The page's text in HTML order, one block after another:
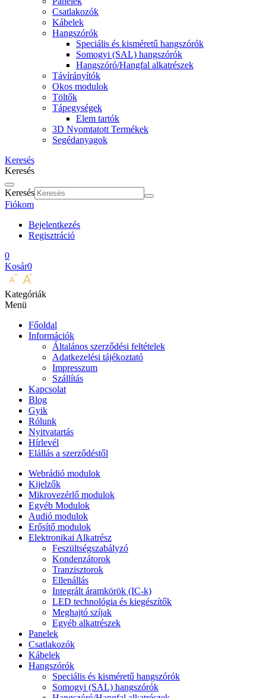
Csatlakozók
Kábelek
Hangszórók
Speciális és kisméretű hangszórók
Somogyi (SAL) hangszórók
Hangszóró/Hangfal alkatrészek
Távírányítók
Okos modulok
Töltők
Tápegységek
Elem tartók
3D Nyomtatott Termékek
Segédanyagok
Keresés
Keresés
Keresés
Fiókom
Bejelentkezés
Regisztráció
0
Kosár0
Kategóriák
Menü
Főoldal
Információk
Általános szerződési feltételek
Adatkezelési tájékoztató
Impresszum
Szállítás
Kapcsolat
Blog
Gyik
Rólunk
Nyitvatartás
Hírlevél
Elállás a szerződéstől
Webrádió modulok
Kijelzők
Mikrovezérlő modulok
Egyéb Modulok
Audió modulok
Erősítő modulok
Elektronikai Alkatrész
Feszültségszabályzó
Kondenzátorok
Tranzisztorok
Ellenállás
Integrált áramkörök (IC-k)
LED technológia és kiegészítők
Meghajtó szíjak
Egyéb alkatrészek
Panelek
Csatlakozók
Kábelek
Hangszórók
Speciális és kisméretű hangszórók
Somogyi (SAL) hangszórók